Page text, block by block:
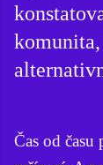
Čas od času